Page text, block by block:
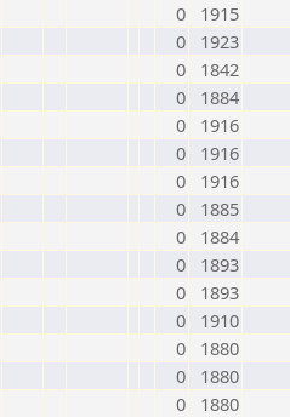
0
1915
0
1923
0
1842
0
1884
0
1916
0
1916
0
1916
0
1885
0
1884
0
1893
0
1893
0
1910
0
1880
0
1880
0
1880